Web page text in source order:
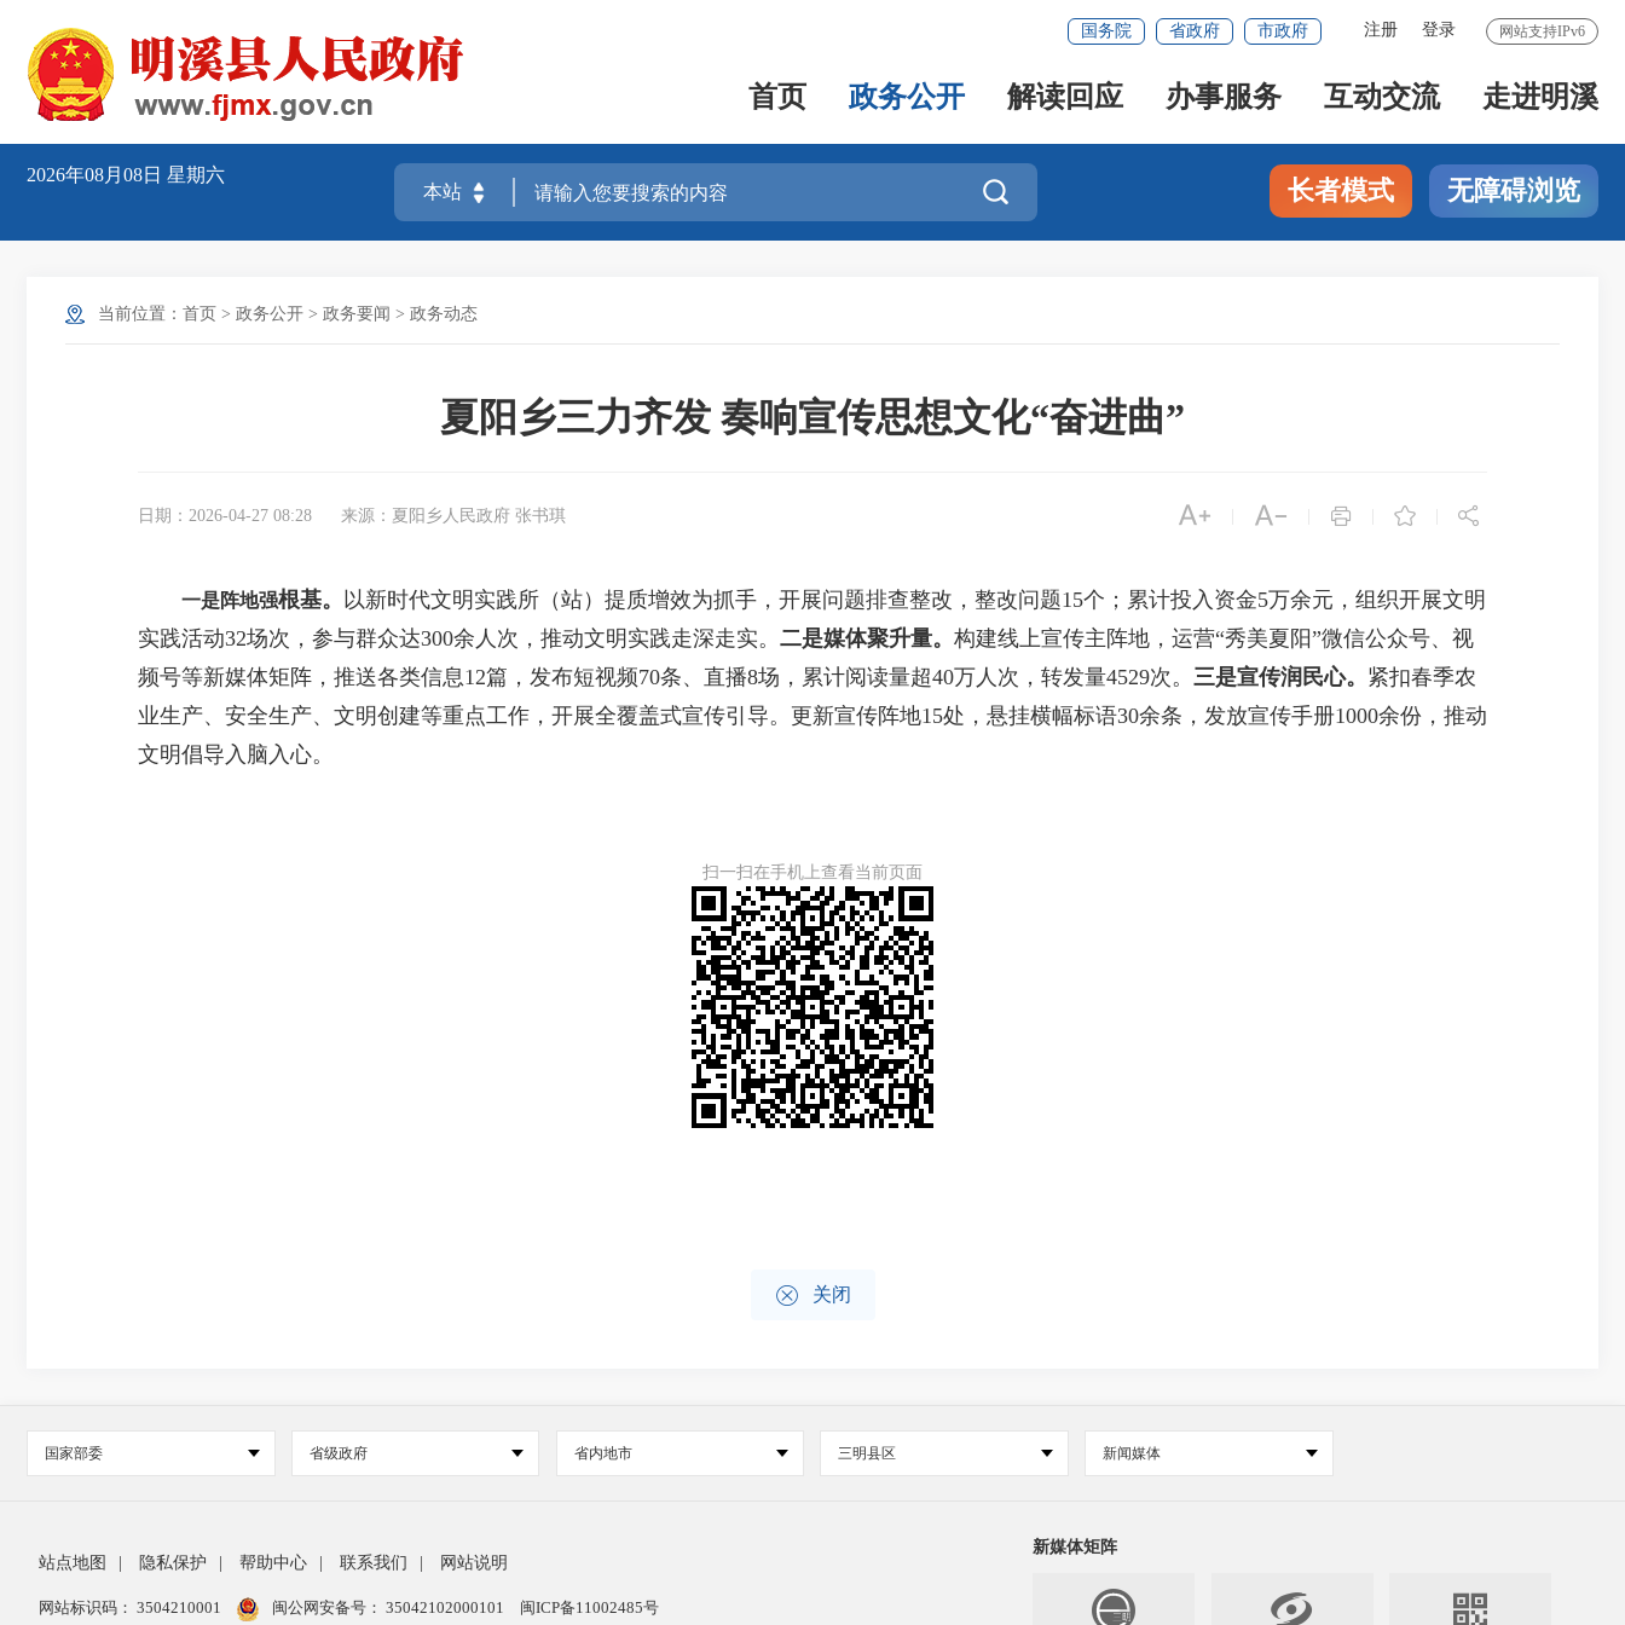
网站支持IPv6
注册 登录
国务院 省政府 市政府
首页 政务公开 解读回应 办事服务 互动交流 走进明溪
2026年08月08日 星期六
 长者模式 无障碍浏览
当前位置： 首页 > 政务公开 > 政务要闻 > 政务动态
夏阳乡三力齐发 奏响宣传思想文化“奋进曲”
日期：2026-04-27 08:28 来源：夏阳乡人民政府 张书琪     
一是阵地强根基。
以新时代文明实践所（站）提质增效为抓手，开展问题排查整改，整改问题15个；累计投入资金5万余元，组织开展文明
实践活动32场次，参与群众达300余人次，推动文明实践走深走实。 二是媒体聚升量。 构建线上宣传主阵地，运营“秀美夏阳”微信公众号、视
频号等新媒体矩阵，推送各类信息12篇，发布短视频70条、直播8场，累计阅读量超40万人次，转发量4529次。 三是宣传润民心。 紧扣春季农
业生产、安全生产、文明创建等重点工作，开展全覆盖式宣传引导。更新宣传阵地15处，悬挂横幅标语30余条，发放宣传手册1000余份，推动
文明倡导入脑入心。
扫一扫在手机上查看当前页面
 关闭
国家部委 省级政府 省内地市 三明县区 新闻媒体
站点地图 隐私保护 帮助中心 联系我们 网站说明
网站标识码： 3504210001 闽公网安备号： 35042102000101 闽ICP备11002485号
新媒体矩阵
 